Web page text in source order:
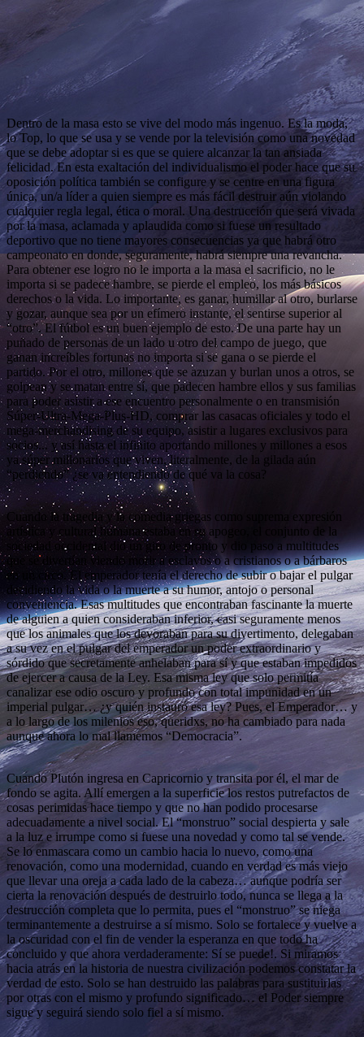
Dentro de la masa esto se vive del modo más ingenuo. Es la moda,
lo Top, lo que se usa y se vende por la televisión como una novedad
que se debe adoptar si es que se quiere alcanzar la tan ansiada
felicidad. En esta exaltación del individualismo el poder hace que su
oposición política también se configure y se centre en una figura
única, un/a líder a quien siempre es más fácil destruir aún violando
cualquier regla legal, ética o moral. Una destrucción que será vivada
por la masa, aclamada y aplaudida como si fuese un resultado
deportivo que no tiene mayores consecuencias ya que habrá otro
campeonato en donde, seguramente, habrá siempre una revancha.
Para obtener ese logro no le importa a la masa el sacrificio, no le
importa si se padece hambre, se pierde el empleo, los más básicos
derechos o la vida. Lo importante, es ganar, humillar al otro, burlarse
y gozar, aunque sea por un efímero instante, el sentirse superior al
“otro”. El fútbol es un buen ejemplo de esto. De una parte hay un
puñado de personas de un lado u otro del campo de juego, que
ganan increíbles fortunas no importa si se gana o se pierde el
partido. Por el otro, millones que se azuzan y burlan unos a otros, se
golpean y se matan entre sí, que padecen hambre ellos y sus familias
para poder asistir a ese encuentro personalmente o en transmisión
Súper-Ultra-Mega-Plus-HD, comprar las casacas oficiales y todo el
mega-merchandising de su equipo, asistir a lugares exclusivos para
socios... y así hasta el infinito aportando millones y millones a esos
ya súper millonarios que viven, literalmente, de la gilada aún
“perdiendo” ¿se va entendiendo de qué va la cosa?
Cuando la tragedia y la comedia griegas como suprema expresión
artística y cultural humana estaba en su apogeo, el conjunto de la
sociedad occidental dio un giro de pronto y dio paso a multitudes
que se divertían viendo morir a esclavos o a cristianos o a bárbaros
en un circo. El emperador tenía el derecho de subir o bajar el pulgar
decidiendo la vida o la muerte a su humor, antojo o personal
conveniencia. Esas multitudes que encontraban fascinante la muerte
de alguien a quien consideraban inferior, casi seguramente menos
que los animales que los devoraban para su divertimento, delegaban
a su vez en el pulgar del emperador un poder extraordinario y
sórdido que secretamente anhelaban para sí y que estaban impedidos
de ejercer a causa de la Ley. Esa misma ley que solo permitía
canalizar ese odio oscuro y profundo con total impunidad en un
imperial pulgar… ¿y quién instauró esa ley? Pues, el Emperador… y
a lo largo de los milenios eso, queridxs, no ha cambiado para nada
aunque ahora lo mal llamemos “Democracia”.
Cuando Plutón ingresa en Capricornio y transita por él, el mar de
fondo se agita. Allí emergen a la superficie los restos putrefactos de
cosas perimidas hace tiempo y que no han podido procesarse
adecuadamente a nivel social. El “monstruo” social despierta y sale
a la luz e irrumpe como si fuese una novedad y como tal se vende.
Se lo enmascara como un cambio hacia lo nuevo, como una
renovación, como una modernidad, cuando en verdad es más viejo
que llevar una oreja a cada lado de la cabeza… aunque podría ser
cierta la renovación después de destruirlo todo, nunca se llega a la
destrucción completa que lo permita, pues el “monstruo” se niega
terminantemente a destruirse a sí mismo. Solo se fortalece y vuelve a
la oscuridad con el fin de vender la esperanza en que todo ha
concluido y que ahora verdaderamente: Sí se puede!. Si miramos
hacia atrás en la historia de nuestra civilización podemos constatar la
verdad de esto. Solo se han destruido las palabras para sustituirlas
por otras con el mismo y profundo significado… el Poder siempre
sigue y seguirá siendo solo fiel a sí mismo.